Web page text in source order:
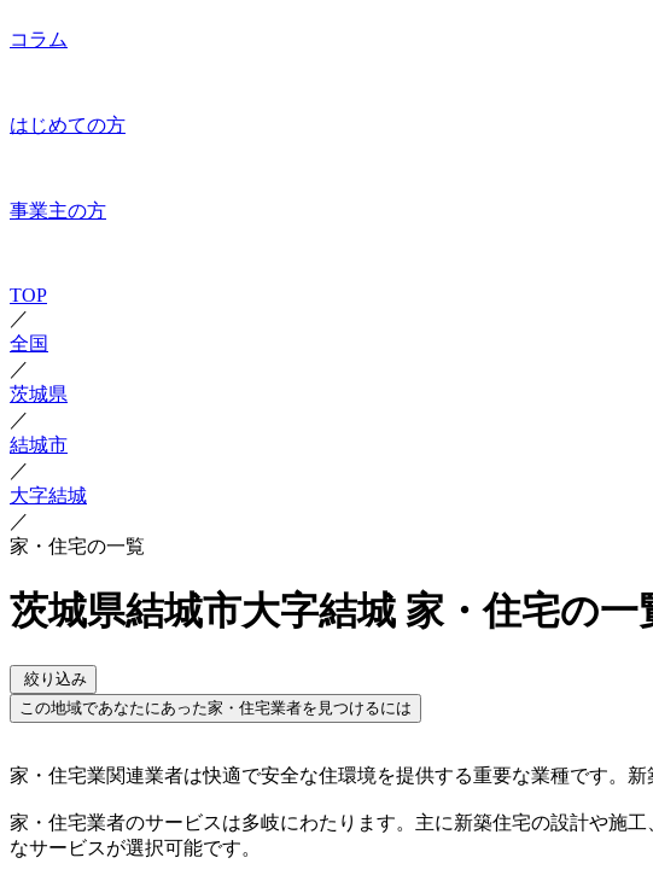
コラム
はじめての方
事業主の方
TOP
／
全国
／
茨城県
／
結城市
／
大字結城
／
家・住宅の一覧
茨城県結城市大字結城 家・住宅の一
絞り込み
この地域であなたにあった家・住宅業者を見つけるには
家・住宅業関連業者は快適で安全な住環境を提供する重要な業種です。
家・住宅業者のサービスは多岐にわたります。主に新築住宅の設計や施
なサービスが選択可能です。